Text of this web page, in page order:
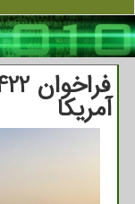
آمریکا